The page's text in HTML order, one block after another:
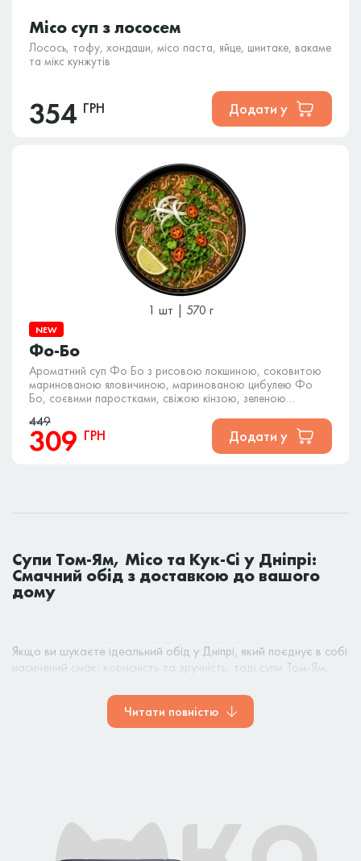
Місо суп з лососем
Лосось, тофу, хондаши, місо паста, яйце, шиитаке, вакаме
та мікс кунжутів
354 ГРН Додати у
1 шт | 570 г
NEW
Фо-Бо
Ароматний суп Фо Бо з рисовою локшиною, соковитою
маринованою яловичиною, маринованою цибулею Фо
Бо, соєвими паростками, свіжою кінзою, зеленою
бульйоні з часниковими нотками та прикрашений кунжутом
449
309 ГРН Додати у
Супи Том-Ям, Місо та Кук-Сі у Дніпрі:
Смачний обід з доставкою до вашого
дому
Якщо ви шукаєте ідеальний обід у Дніпрі, який поєднує в собі
насичений смак, корисність та зручність, тоді супи Том-Ям,
потрібно. Ці супи – це справжні перлини азійської кухні, які
вже давно підкорили серця гурманів по всьому світу. Вони
чудово підходять як для швидкого перекусу, так і для
ЩО ТАКЕ СУПИ ТОМ-ЯМ, МІСО ТА КУК-СІ?
Читати повністю